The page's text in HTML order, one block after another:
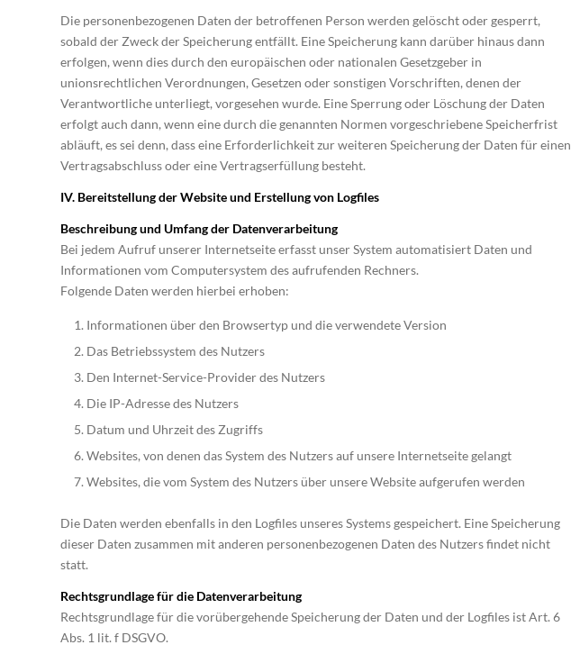
Die personenbezogenen Daten der betroffenen Person werden gelöscht oder gesperrt,
sobald der Zweck der Speicherung entfällt. Eine Speicherung kann darüber hinaus dann
erfolgen, wenn dies durch den europäischen oder nationalen Gesetzgeber in
unionsrechtlichen Verordnungen, Gesetzen oder sonstigen Vorschriften, denen der
Verantwortliche unterliegt, vorgesehen wurde. Eine Sperrung oder Löschung der Daten
erfolgt auch dann, wenn eine durch die genannten Normen vorgeschriebene Speicherfrist
abläuft, es sei denn, dass eine Erforderlichkeit zur weiteren Speicherung der Daten für einen
Vertragsabschluss oder eine Vertragserfüllung besteht.
IV. Bereitstellung der Website und Erstellung von Logfiles
Beschreibung und Umfang der Datenverarbeitung
Bei jedem Aufruf unserer Internetseite erfasst unser System automatisiert Daten und
Informationen vom Computersystem des aufrufenden Rechners.
Folgende Daten werden hierbei erhoben:
Informationen über den Browsertyp und die verwendete Version
Das Betriebssystem des Nutzers
Den Internet-Service-Provider des Nutzers
Die IP-Adresse des Nutzers
Datum und Uhrzeit des Zugriffs
Websites, von denen das System des Nutzers auf unsere Internetseite gelangt
Websites, die vom System des Nutzers über unsere Website aufgerufen werden
Die Daten werden ebenfalls in den Logfiles unseres Systems gespeichert. Eine Speicherung
dieser Daten zusammen mit anderen personenbezogenen Daten des Nutzers findet nicht
statt.
Rechtsgrundlage für die Datenverarbeitung
Rechtsgrundlage für die vorübergehende Speicherung der Daten und der Logfiles ist Art. 6
Abs. 1 lit. f DSGVO.